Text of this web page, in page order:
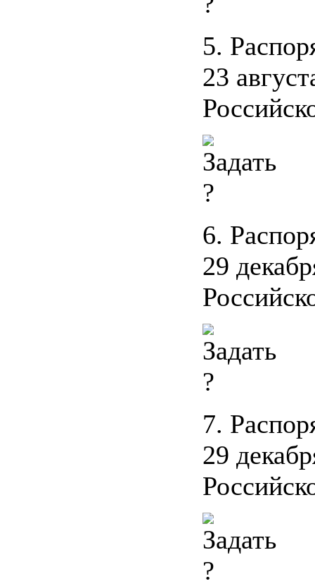
5.
23
6.
29
7.
29